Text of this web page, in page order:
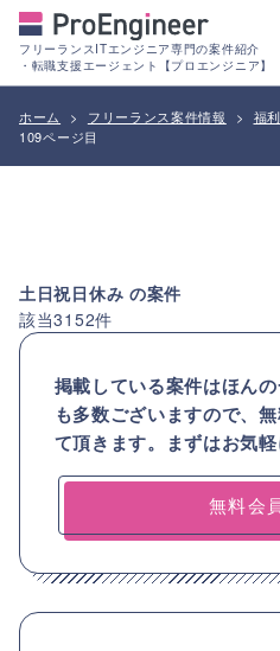
フリーランスITエンジニア専門の案件紹介
・転職支援エージェント【プロエンジニア】
ホーム > フリーランス案件情報 > 福
109ページ目
土日祝日休み の案件
該当3152件
掲載している案件はほん
も多数ございますので、
て頂きます。まずはお気軽
無料会